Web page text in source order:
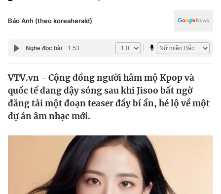
Tin tức
Thế giới đó đây
Câu chuyện quốc tế
Kinh tế
Tài chính
Góc doanh nghiệp
Dữ liệu và đời sống
Hậu trường
Giáo dục
Bảo Anh (theo koreaherald)
Nghe đọc bài 1:53
VTV.vn - Cộng đồng người hâm mộ Kpop và
quốc tế đang dậy sóng sau khi Jisoo bất ngờ
đăng tải một đoạn teaser đầy bí ẩn, hé lộ về một
dự án âm nhạc mới.